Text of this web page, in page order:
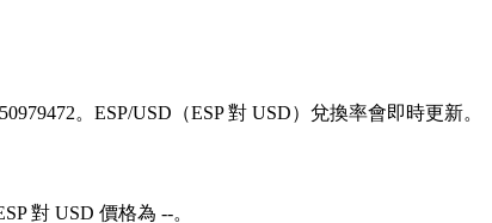
。ESP/USD（ESP 對 USD）兌換率會即時更新。
對 USD 價格為 --。